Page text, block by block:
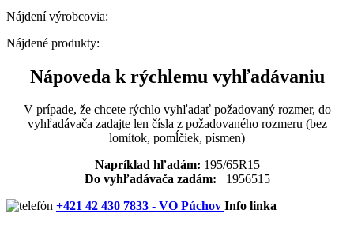
Nájdení výrobcovia:
Nájdené produkty:
Nápoveda k rýchlemu vyhľadávaniu
V prípade, že chcete rýchlo vyhľadať požadovaný rozmer, do
vyhľadávača zadajte len čísla z požadovaného rozmeru (bez
lomítok, pomĺčiek, písmen)
Napríklad hľadám: 195/65R15
Do vyhľadávača zadám: 1956515
+421 42 430 7833 - VO Púchov Info linka